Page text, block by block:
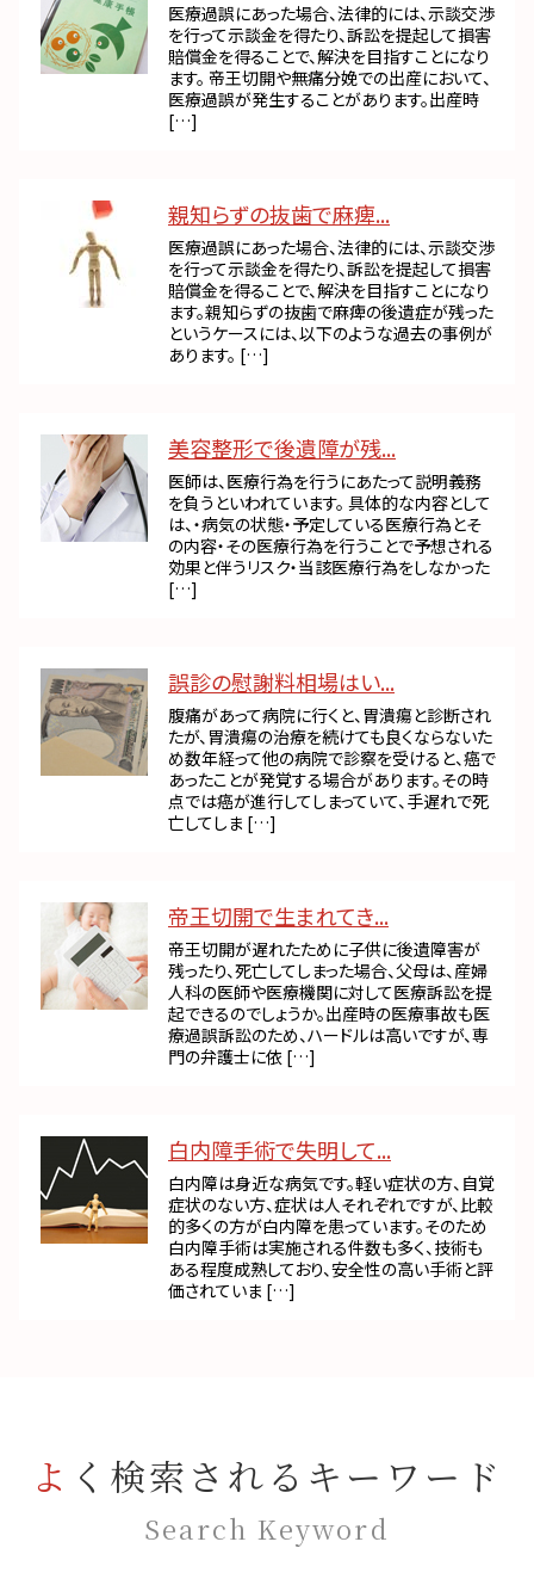
医療過誤にあった場合、法律的には、示談交渉
を行って示談金を得たり、訴訟を提起して損害
賠償金を得ることで、解決を目指すことになり
ます。 帝王切開や無痛分娩での出産において、
医療過誤が発生することがあります。出産時
[…]
親知らずの抜歯で麻痺...
医療過誤にあった場合、法律的には、示談交渉
を行って示談金を得たり、訴訟を提起して損害
賠償金を得ることで、解決を目指すことになり
ます。親知らずの抜歯で麻痺の後遺症が残った
というケースには、以下のような過去の事例が
あります。 […]
美容整形で後遺障が残...
医師は、医療行為を行うにあたって説明義務
を負うといわれています。 具体的な内容として
は、・病気の状態・予定している医療行為とそ
の内容・その医療行為を行うことで予想される
効果と伴うリスク・当該医療行為をしなかった
[…]
誤診の慰謝料相場はい...
腹痛があって病院に行くと、胃潰瘍と診断され
たが、胃潰瘍の治療を続けても良くならないた
め数年経って他の病院で診察を受けると、癌で
あったことが発覚する場合があります。その時
点では癌が進行してしまっていて、手遅れで死
亡してしま […]
帝王切開で生まれてき...
帝王切開が遅れたために子供に後遺障害が
残ったり、死亡してしまった場合、父母は、産婦
人科の医師や医療機関に対して医療訴訟を提
起できるのでしょうか。出産時の医療事故も医
療過誤訴訟のため、ハードルは高いですが、専
門の弁護士に依 […]
白内障手術で失明して...
白内障は身近な病気です。軽い症状の方、自覚
症状のない方、症状は人それぞれですが、比較
的多くの方が白内障を患っています。そのため
白内障手術は実施される件数も多く、技術も
ある程度成熟しており、安全性の高い手術と評
価されていま […]
よく検索されるキーワード
Search Keyword